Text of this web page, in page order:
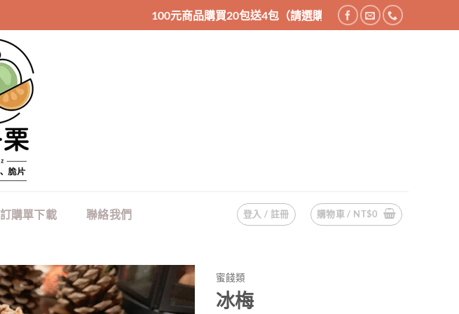
100元商品購買20包送4包（請選購24件商品），200元商品購買10包送2包（請
訂購單下載 聯絡我們 登入 / 註冊 購物車 / NT$0
蜜餞類
冰梅